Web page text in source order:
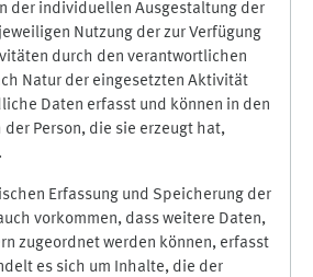
der individuellen Ausgestaltung der
Nutzung der zur Verfügung
durch den verantwortlichen
Natur der eingesetzten Aktivität
Daten erfasst und können in den
der Person, die sie erzeugt hat,
Erfassung und Speicherung der
vorkommen, dass weitere Daten,
zugeordnet werden können, erfasst
es sich um Inhalte, die der